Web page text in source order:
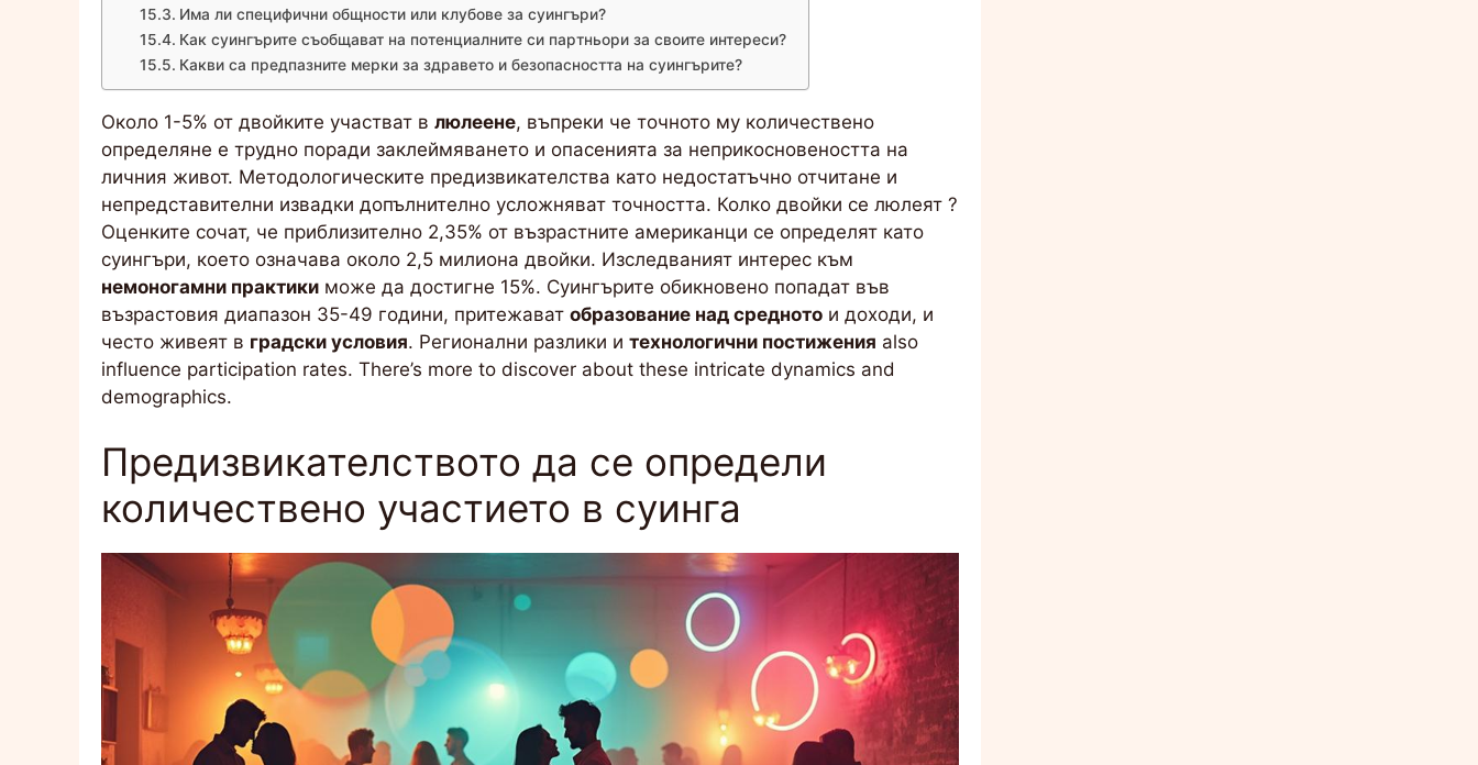
Има ли специфични общности или клубове за суингъри?
Как суингърите съобщават на потенциалните си партньори за своите интереси?
Какви са предпазните мерки за здравето и безопасността на суингърите?
Около 1-5% от двойките участват в люлеене, въпреки че точното му количествено
определяне е трудно поради заклеймяването и опасенията за неприкосновеността на
личния живот. Методологическите предизвикателства като недостатъчно отчитане и
непредставителни извадки допълнително усложняват точността. Колко двойки се люлеят ?
Оценките сочат, че приблизително 2,35% от възрастните американци се определят като
суингъри, което означава около 2,5 милиона двойки. Изследваният интерес към
немоногамни практики може да достигне 15%. Суингърите обикновено попадат във
възрастовия диапазон 35-49 години, притежават образование над средното и доходи, и
често живеят в градски условия. Регионални разлики и технологични постижения also
influence participation rates. There’s more to discover about these intricate dynamics and
demographics.
Предизвикателството да се определи
количествено участието в суинга